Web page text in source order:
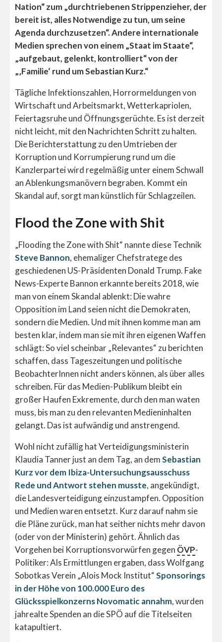
Nation“ zum „durchtriebenen Strippenzieher, der
bereit ist, alles Notwendige zu tun, um seine
Agenda durchzusetzen“. Andere internationale
Medien sprechen von einem „Staat im Staate“,
„aufgebaut, gelenkt, kontrolliert“ von der
„‚Familie‘ rund um Sebastian Kurz.“
Tägliche Infektionszahlen, Horrormeldungen von
Wirtschaft und Arbeitsmarkt, Wetterkapriolen,
Feiertagsruhe und Öffnungsgerüchte. Es ist derzeit
nicht leicht, mit den Nachrichten Schritt zu halten.
Die Berichterstattung zu den Umtrieben der
Korruption und Korrumpierung rund um die
Kanzlerpartei wird regelmäßig unter einem Schwall
an Ablenkungsmanövern begraben. Kommt ein
Skandal auf, sorgt man künstlich für Schlagzeilen.
Flood the Zone with Shit
„Flooding the Zone with Shit“ nannte diese Technik
Steve Bannon, ehemaliger Chefstratege des
geschiedenen US-Präsidenten Donald Trump. Fake
News-Experte Bannon erkannte bereits 2018, wie
man von einem Skandal ablenkt: Die wahre
Opposition im Land seien nicht die Demokraten,
sondern die Medien. Und mit ihnen komme man am
besten klar, indem man sie mit ihren eigenen Waffen
schlägt: So viel scheinbar „Relevantes“ zu berichten
schaffen, dass Tageszeitungen und politische
BeobachterInnen nicht anders können, als über alles
schreiben. Für das Medien-Publikum bleibt ein
großer Haufen Exkremente, durch den man waten
muss, bis man zu den relevanten Medieninhalten
gelangt. Das ist aufwändig und anstrengend.
Wohl nicht zufällig hat Verteidigungsministerin
Klaudia Tanner just an dem Tag, an demSebastian
Kurz vor dem Ibiza-Untersuchungsausschuss
Rede und Antwort stehen musste, angekündigt,
die Landesverteidigung einzustampfen. Opposition
und Medien waren entsetzt. Kurz darauf nahm sie
die Pläne zurück, man hat seither nichts mehr davon
(oder von der Ministerin) gehört. Ähnlich das
Vorgehen bei Korruptionsvorwürfen gegen ÖVP-
Politiker: Als Ermittlungen ergaben, dass Wolfgang
Sobotkas Verein „Alois Mock Institut“Sponsorings
in der Höhe von 100.000 Euro des
Glücksspielkonzerns Novomatic annahm, wurden
jahrealte Spenden an die SPÖ auf die Titelseiten
katapultiert.